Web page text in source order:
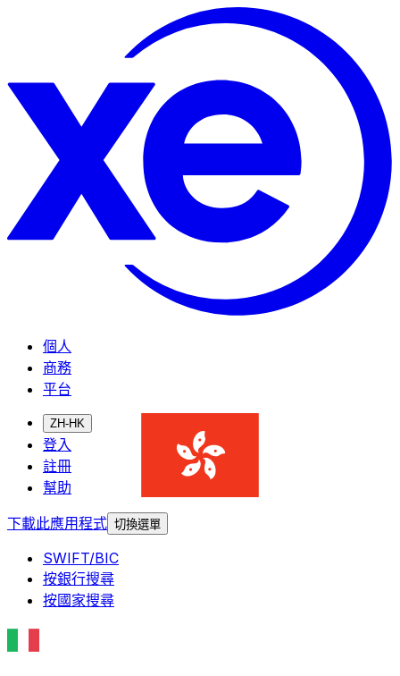
個人
商務
平台
ZH-HK
登入
註冊
幫助
下載此應用程式 切換選單
SWIFT/BIC
按銀行搜尋
按國家搜尋